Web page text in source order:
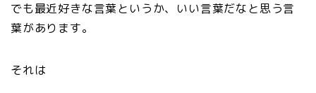
でも最近好きな言葉というか、いい言葉だなと思う言
葉があります。
それは